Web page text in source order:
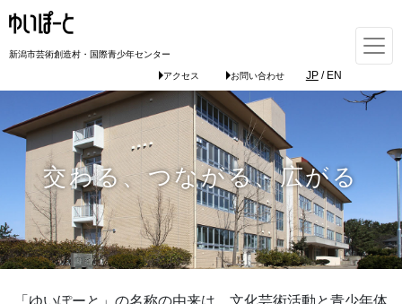
交わる、つながる、広がる
「ゆいぽーと」の名称の由来は、文化芸術活動と青少年体
新潟市芸術創造村・国際青少年センター
アクセス お問い合わせ JP/ EN